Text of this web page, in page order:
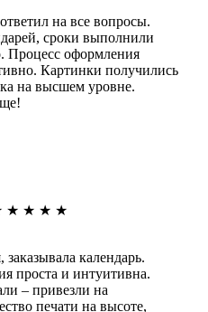
на все вопросы.
сроки выполнили
Процесс оформления
Картинки получились
на высшем уровне.
★ ★ ★ ★
календарь.
проста и интуитивна.
– привезли на
печати на высоте,